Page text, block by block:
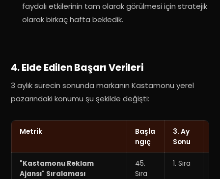
faydalı etkilerinin tam olarak görülmesi için stratejik
olarak birkaç hafta bekledik.
4. Elde Edilen Başarı Verileri
3 aylık sürecin sonunda markanın Kastamonu yerel
pazarındaki konumu şu şekilde değişti:
Metrik
Başla
ngıç
3. Ay
Sonu
"Kastamonu Reklam
Ajansı" Sıralaması
45.
Sıra
1. Sıra